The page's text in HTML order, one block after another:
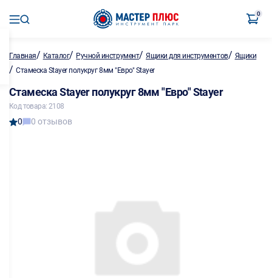
0
Главная/ Каталог/ Ручной инструмент/Ящики для инструментов/ Ящики
/ Стамеска Stayer полукруг 8мм "Евро" Stayer
Стамеска Stayer полукруг 8мм "Евро" Stayer
Код товара: 2108
0 0 отзывов